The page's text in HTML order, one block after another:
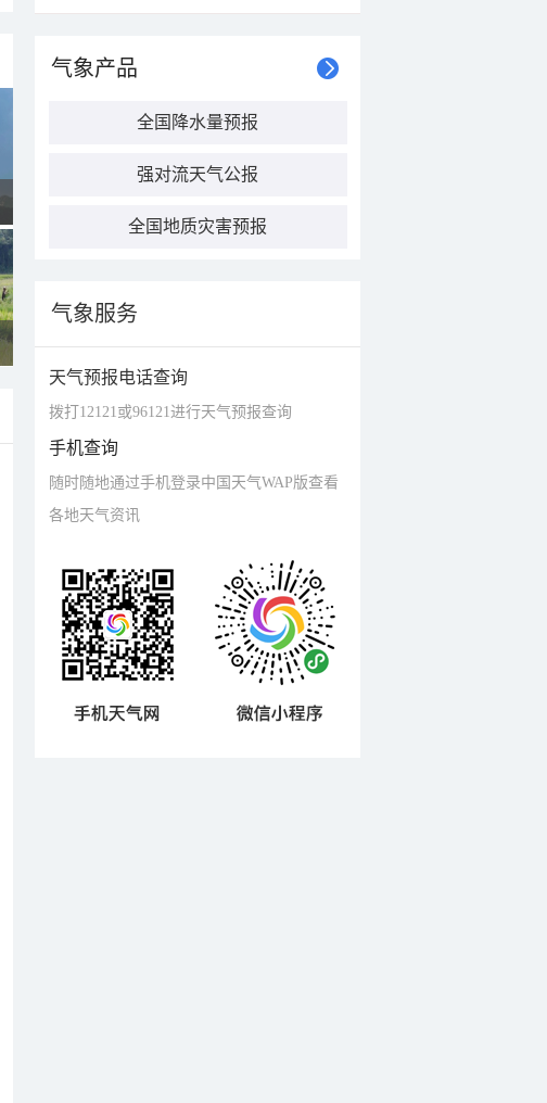
气象产品
全国降水量预报
强对流天气公报
全国地质灾害预报
气象服务
天气预报电话查询
拨打12121或96121进行天气预报查询
手机查询
随时随地通过手机登录中国天气WAP版查看
各地天气资讯